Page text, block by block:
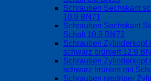
Schrauben Sechskant
10.9 BN71
Schrauben Sechskant
Schaft 10.9 BN72
Schrauben Zylinderkopf
schwarz brüniert 12.9
Schrauben Zylinderkopf
schwarz brüniert mit
Schrauben niedriger